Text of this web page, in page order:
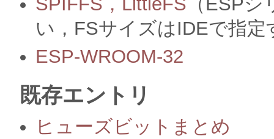
い，FSサイズはIDEで指定
ESP-WROOM-32
既存エントリ
ヒューズビットまとめ